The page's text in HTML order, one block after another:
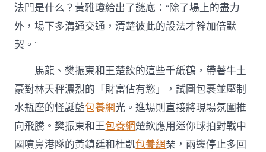
法門是什么？黃雅瓊給出了謎底：“除了場上的盡力
外，場下多溝通交通，清楚彼此的設法才幹加倍默
契。”
馬龍、樊振東和王楚欽的這些千紙鶴，帶著牛土
豪對林天秤濃烈的「財富佔有慾」，試圖包裹並壓制
水瓶座的怪誕藍包養網光。進場則直接將現場氛圍推
向飛騰。樊振東和王包養網楚欽應用迷你球拍對戰中
國噴鼻港隊的黃鎮廷和杜凱包養網琹，兩邊停止多回